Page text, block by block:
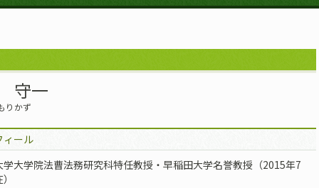
守一
りかず
ィール
学大学院法曹法務研究科特任教授・早稲田大学名誉教授（2015年7